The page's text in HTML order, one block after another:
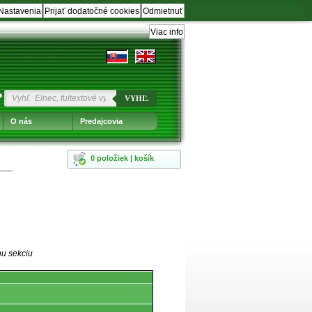
Odmietnuť
Prijať dodatočné cookies
Nastavenia
Viac info
VYHĽ.
O nás Predajcovia
0 položiek | košík
sekciu